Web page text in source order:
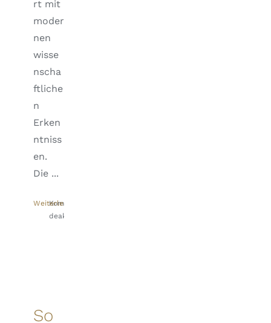
rt mit
moder
nen
wisse
nscha
ftliche
n
Erken
ntniss
en.
Die ...
Weiterlesen
Kommentare
deaktiviert
So